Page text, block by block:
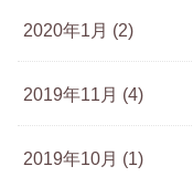
2020年1月 (2)
2019年11月 (4)
2019年10月 (1)